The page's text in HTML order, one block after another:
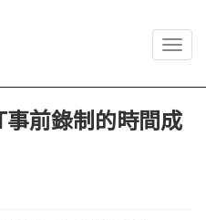
事前錄制的時間成